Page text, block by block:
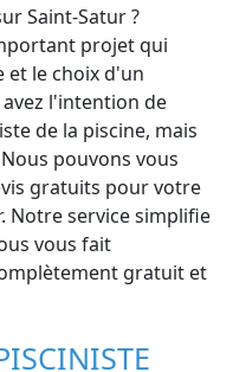
Saint-Satur ?
projet qui
et le choix d'un
l'intention de
de la piscine, mais
pouvons vous
gratuits pour votre
Notre service simplifie
vous fait
gratuit et